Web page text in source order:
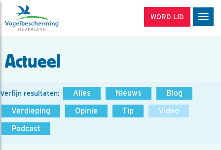
WORD LID
Actueel
Verfijn resultaten: Alles Nieuws
Blog
Verdieping
Opinie Tip
Video
Podcast